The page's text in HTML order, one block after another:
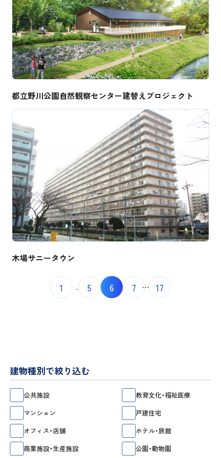
建物種別で絞り込む
公共施設
教育文化・福祉医療
マンション
戸建住宅
オフィス・店舗
ホテル・旅館
商業施設・生産施設
公園・動物園
都立野川公園自然観察センター建替えプロジェクト
木場サニータウン
1 .. 5 6 7 17